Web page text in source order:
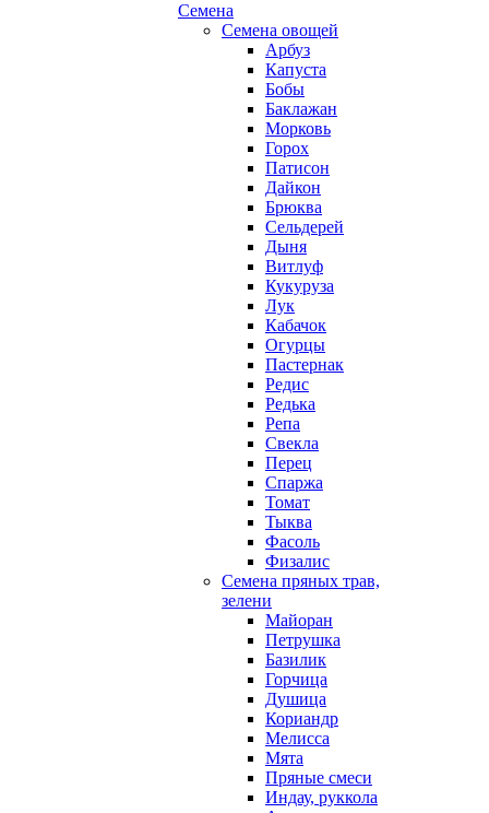
Семена
Семена овощей
Арбуз
Капуста
Бобы
Баклажан
Морковь
Горох
Патисон
Дайкон
Брюква
Сельдерей
Дыня
Витлуф
Кукуруза
Лук
Кабачок
Огурцы
Пастернак
Редис
Редька
Репа
Свекла
Перец
Спаржа
Томат
Тыква
Фасоль
Физалис
Семена пряных трав,
зелени
Майоран
Петрушка
Базилик
Горчица
Душица
Кориандр
Мелисса
Мята
Пряные смеси
Индау, руккола